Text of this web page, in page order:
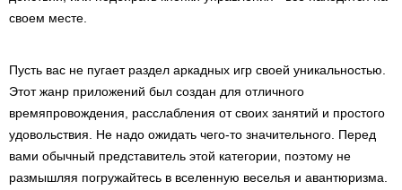
своем месте.
Пусть вас не пугает раздел аркадных игр своей уникальностью.
Этот жанр приложений был создан для отличного
времяпровождения, расслабления от своих занятий и простого
удовольствия. Не надо ожидать чего-то значительного. Перед
вами обычный представитель этой категории, поэтому не
размышляя погружайтесь в вселенную веселья и авантюризма.